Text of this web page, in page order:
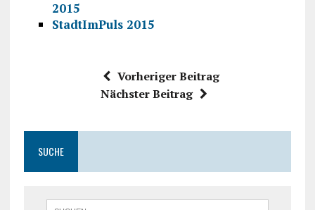
2015
StadtImPuls 2015
Vorheriger Beitrag
Nächster Beitrag
SUCHE